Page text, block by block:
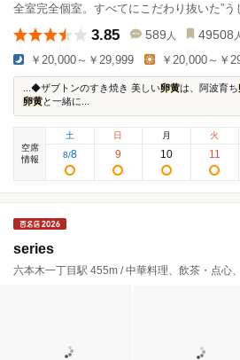
全室完全個室。すべてにこだわり抜いた”う
3.85 589 人 49508 人
￥20,000～￥29,999 ￥20,000～￥
...◆ザブトンのすき焼き 美しい卵黄は、阿波育ち
卵黄と一緒に...
空席
情報
土
8/8
日
9
月
10
火
11
series
六本木一丁目駅 455m / 中華料理、飲茶・点心